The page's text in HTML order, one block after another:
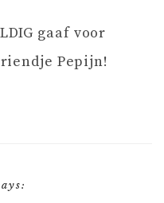
gaaf voor
Pepijn!